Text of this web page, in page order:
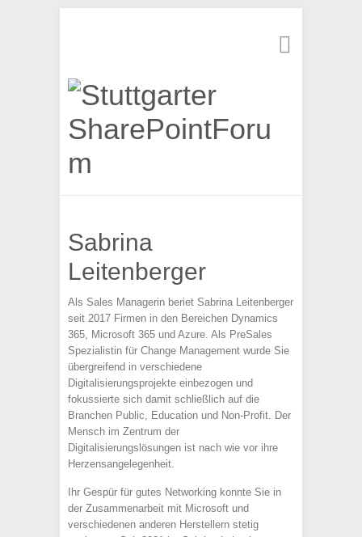
Suchen
Sabrina
Leitenberger
Als Sales Managerin beriet Sabrina Leitenberger
seit 2017 Firmen in den Bereichen Dynamics
365, Microsoft 365 und Azure. Als PreSales
Spezialistin für Change Management wurde Sie
übergreifend in verschiedene
Digitalisierungsprojekte einbezogen und
fokussierte sich damit schließlich auf die
Branchen Public, Education und Non-Profit. Der
Mensch im Zentrum der
Digitalisierungslösungen ist nach wie vor ihre
Herzensangelegenheit.
Ihr Gespür für gutes Networking konnte Sie in
der Zusammenarbeit mit Microsoft und
verschiedenen anderen Herstellern stetig